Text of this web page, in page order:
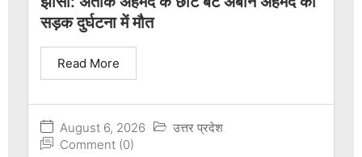
सड़क दुर्घटना में मौत
August 6, 2026
उत्तर प्रदेश
Comment (0)
Read More